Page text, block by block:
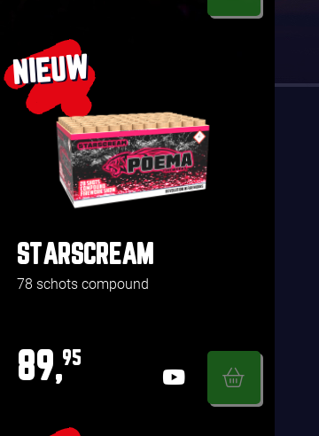
NIEUW
STARSCREAM
78 schots compound
89,95